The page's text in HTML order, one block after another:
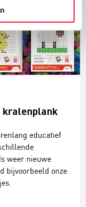
kralenplank
educatief
weer nieuwe
bijvoorbeeld onze